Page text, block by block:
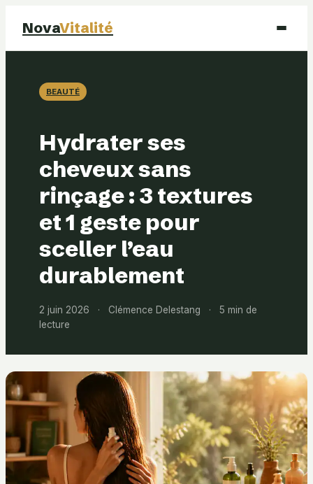
NovaVitalité
Santé
Bien-être
BEAUTÉ
Hydrater ses
cheveux sans
rinçage : 3 textures
et 1 geste pour
sceller l’eau
durablement
2 juin 2026 · Clémence Delestang ·
5 min de
lecture